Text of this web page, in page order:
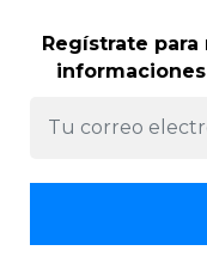
Regístrate